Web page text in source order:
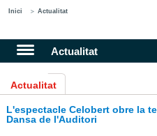
Inici Actualitat
Actualitat
Actualitat
L'espectacle Celobert obre la
Dansa de l'Auditori